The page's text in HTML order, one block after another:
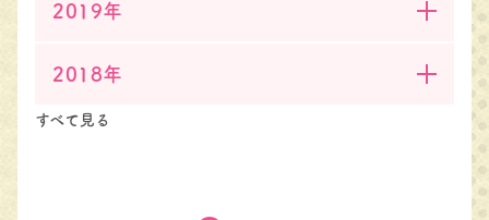
2019年
2018年
すべて見る